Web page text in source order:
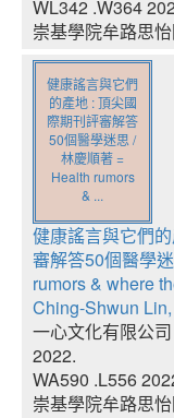
WL342 .W364
崇基學院牟路思
健康謠言與它們
的產地 : 頂尖國
際期刊評審解答
50個醫學迷思 /
林慶順著 =
Health rumors
& ...
健康謠言與它們
審解答50個醫學
rumors & where
Ching-Shwun
一心文化有限公司
2022.
WA590 .L556
崇基學院牟路思